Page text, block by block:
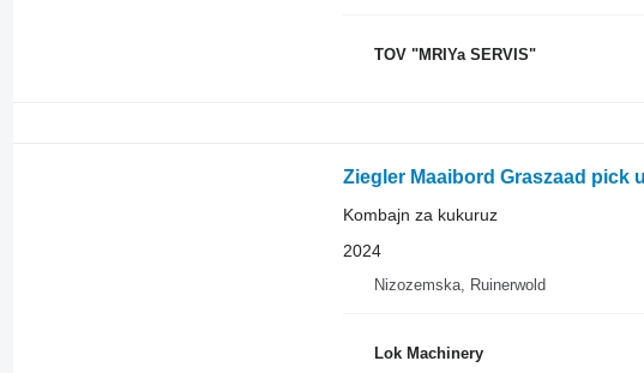
TOV "MRIYa SERVIS"
Ziegler Maaibord Graszaad pick
Kombajn za kukuruz
2024
Nizozemska, Ruinerwold
Lok Machinery